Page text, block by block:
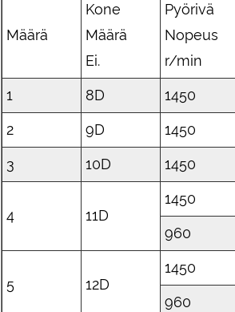
Määrä
Kone
Määrä
Ei.
Pyörivä
Nopeus
r/min
1 8D 1450
2 9D 1450
3 10D 1450
4 11D
1450
960
5 12D
1450
960